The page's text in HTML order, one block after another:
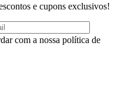
e cupons exclusivos!
com a nossa política de